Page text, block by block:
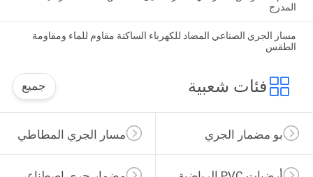
المدرج
مسار الجري الصناعي المضاد للكهرباء الساكنة مقاوم للماء ومقاومة
الطقس
فئات شعبية جميع
مسار الجري المطاطي بو مضمار الجري